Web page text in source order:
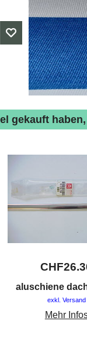
gekauft
CHF
aluschiene
exkl. Versand
Mehr